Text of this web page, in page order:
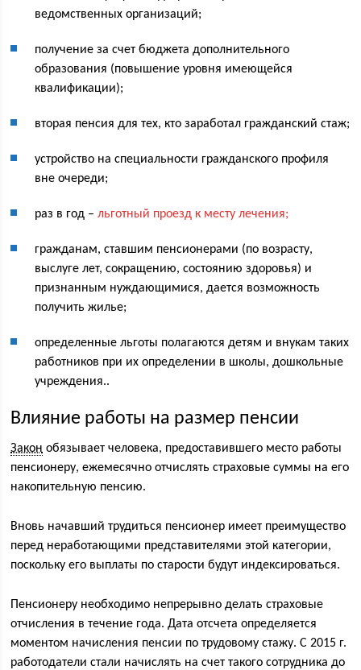
ведомственных организаций;
получение за счет бюджета дополнительного
образования (повышение уровня имеющейся
квалификации);
вторая пенсия для тех, кто заработал гражданский стаж;
устройство на специальности гражданского профиля
вне очереди;
раз в год –льготный проезд к месту лечения;
гражданам, ставшим пенсионерами (по возрасту,
выслуге лет, сокращению, состоянию здоровья) и
признанным нуждающимися, дается возможность
получить жилье;
определенные льготы полагаются детям и внукам таких
работников при их определении в школы, дошкольные
учреждения..
Влияние работы на размер пенсии
Закон обязывает человека, предоставившего место работы
пенсионеру, ежемесячно отчислять страховые суммы на его
накопительную пенсию.
Вновь начавший трудиться пенсионер имеет преимущество
перед неработающими представителями этой категории,
поскольку его выплаты по старости будут индексироваться.
Пенсионеру необходимо непрерывно делать страховые
отчисления в течение года. Дата отсчета определяется
моментом начисления пенсии по трудовому стажу. С 2015 г.
работодатели стали начислять на счет такого сотрудника до